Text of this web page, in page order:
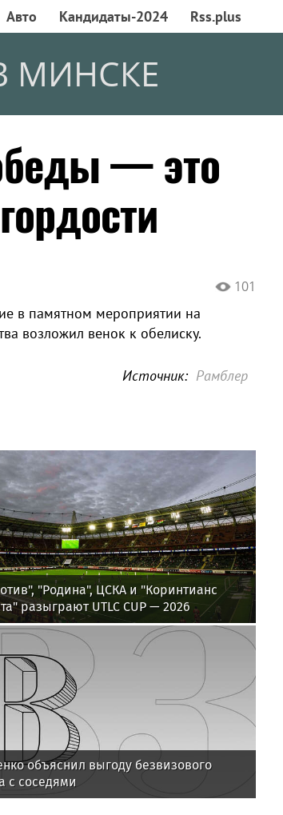
Авто Кандидаты-2024 Rss.plus
МИНСКЕ
— это
101
в памятном мероприятии на
возложил венок к обелиску.
Источник: Рамблер
"Родина", ЦСКА и "Коринтианс
разыграют UTLC CUP — 2026
объяснил выгоду безвизового
с соседями